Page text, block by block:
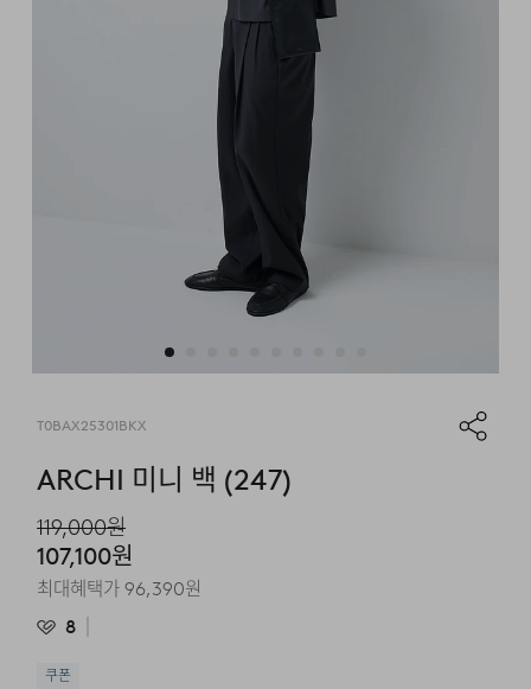
T0BAX25301BKX
ARCHI 미니 백 (247)
107,100원
119,000원
최대혜택가96,390원
8
쿠폰